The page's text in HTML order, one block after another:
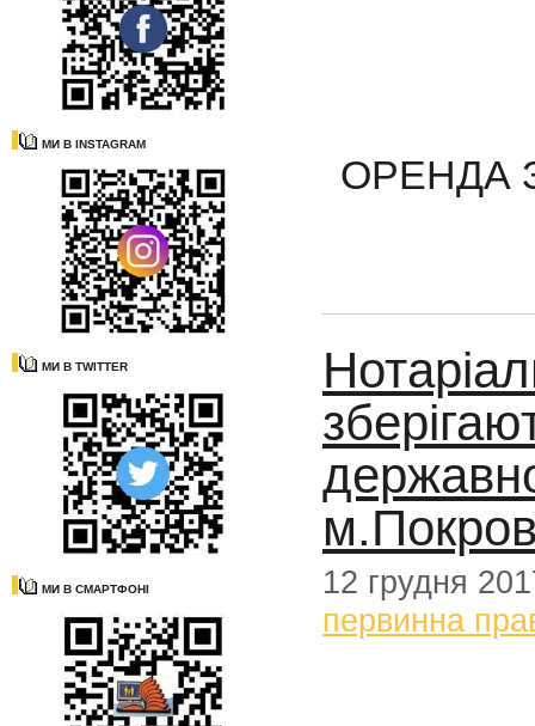
МИ В INSTAGRAM
МИ В TWITTER
МИ В СМАРТФОНІ
ОРЕНДА
12 грудня
первинна